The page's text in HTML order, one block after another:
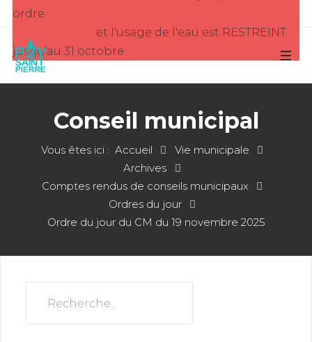
ordre
et l'usage de l'eau est RESTREINT
jusqu'au 31 octobre
Conseil municipal
Vous êtes ici : Accueil
Vie municipale
Archives
Comptes rendus de conseils municipaux
Ordres du jour
Ordre du jour du CM du 19 novembre 2025